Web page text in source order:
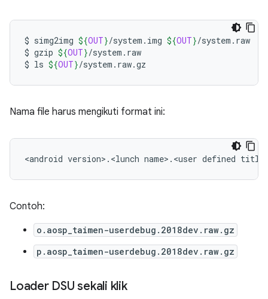
$ simg2img ${OUT}/system.img ${OUT}/system.raw
$ gzip ${OUT}/system.raw
$ ls ${OUT}
Nama file harus mengikuti format ini:
Contoh:
o.aosp_taimen-userdebug.2018dev.raw.gz
p.aosp_taimen-userdebug.2018dev.raw.gz
Loader DSU sekali klik